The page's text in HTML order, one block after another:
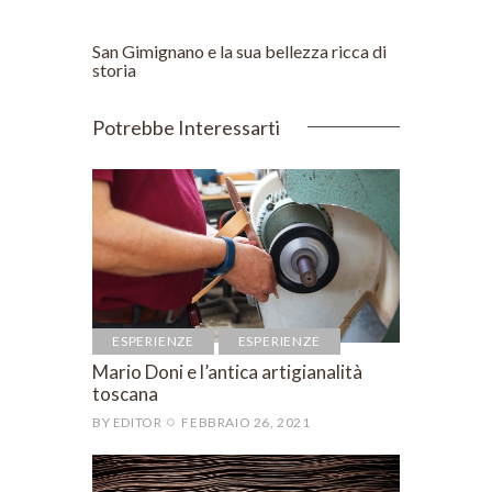
San Gimignano e la sua bellezza ricca di
storia
Potrebbe Interessarti
ESPERIENZE ESPERIENZE
Mario Doni e l’antica artigianalità
toscana
BY EDITOR FEBBRAIO 26, 2021